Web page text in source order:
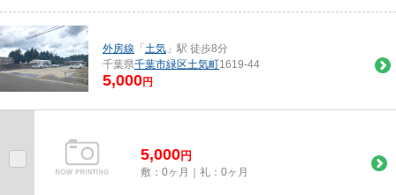
外房線 「 土気 」駅 徒歩8分
千葉県千葉市緑区土気町1619-44
5,000円
5,000円
敷：0ヶ月｜礼：0ヶ月